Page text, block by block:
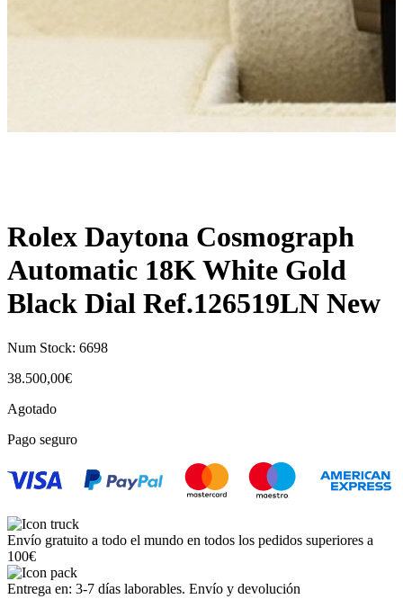
Rolex Daytona Cosmograph
Automatic 18K White Gold
Black Dial Ref.126519LN New
Num Stock: 6698
38.500,00€
Agotado
Pago seguro
Envío gratuito a todo el mundo en todos los pedidos superiores a
100€
Entrega en: 3-7 días laborables. Envío y devolución